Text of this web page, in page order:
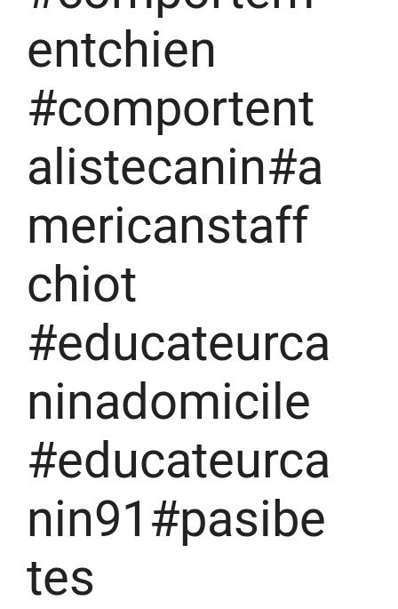
entchien
#comportent
alistecanin#a
mericanstaff
chiot
#educateurca
ninadomicile
#educateurca
nin91#pasibe
tes